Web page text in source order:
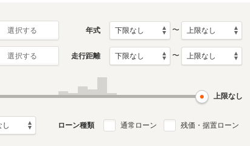
選択する 年式 〜
選択する 走行距離 〜
上限なし
ローン種類 通常ローン 残価・据置ローン